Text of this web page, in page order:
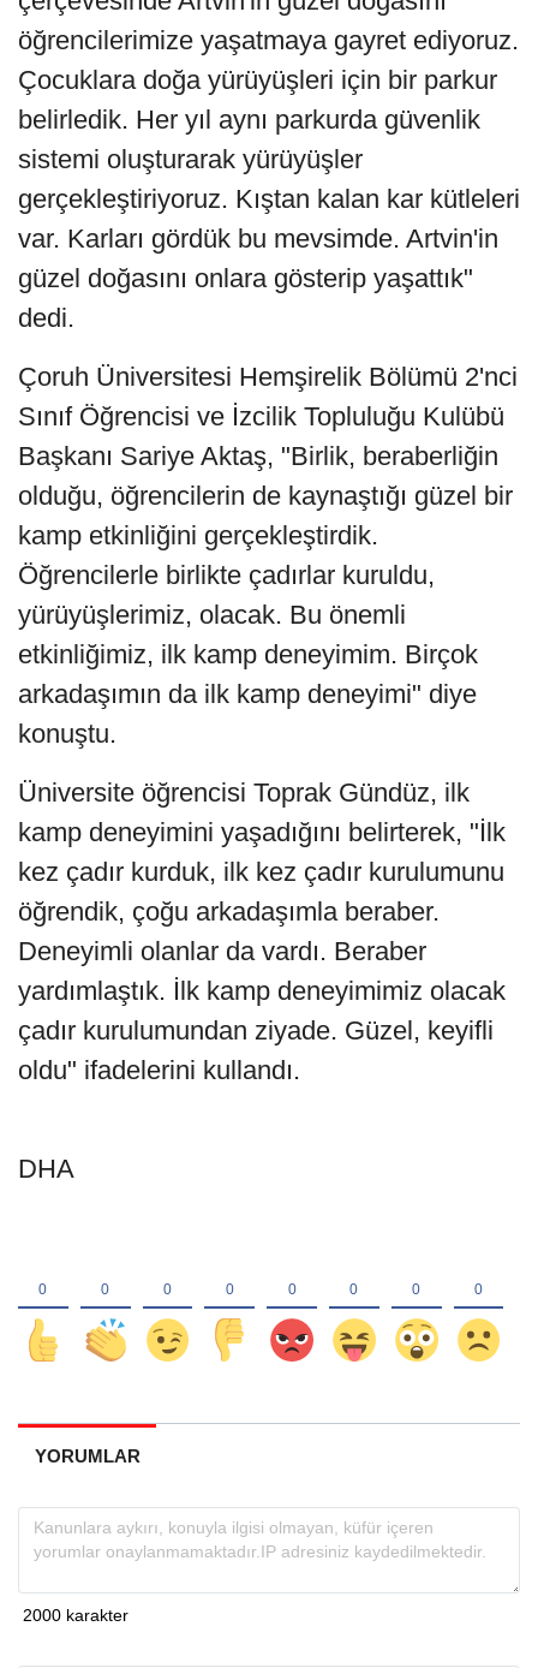
öğrencilerimize yaşatmaya gayret ediyoruz.
Çocuklara doğa yürüyüşleri için bir parkur
belirledik. Her yıl aynı parkurda güvenlik
sistemi oluşturarak yürüyüşler
gerçekleştiriyoruz. Kıştan kalan kar kütleleri
var. Karları gördük bu mevsimde. Artvin'in
güzel doğasını onlara gösterip yaşattık"
dedi.
Çoruh Üniversitesi Hemşirelik Bölümü 2'nci
Sınıf Öğrencisi ve İzcilik Topluluğu Kulübü
Başkanı Sariye Aktaş, "Birlik, beraberliğin
olduğu, öğrencilerin de kaynaştığı güzel bir
kamp etkinliğini gerçekleştirdik.
Öğrencilerle birlikte çadırlar kuruldu,
yürüyüşlerimiz, olacak. Bu önemli
etkinliğimiz, ilk kamp deneyimim. Birçok
arkadaşımın da ilk kamp deneyimi" diye
konuştu.
Üniversite öğrencisi Toprak Gündüz, ilk
kamp deneyimini yaşadığını belirterek, "İlk
kez çadır kurduk, ilk kez çadır kurulumunu
öğrendik, çoğu arkadaşımla beraber.
Deneyimli olanlar da vardı. Beraber
yardımlaştık. İlk kamp deneyimimiz olacak
çadır kurulumundan ziyade. Güzel, keyifli
oldu" ifadelerini kullandı.
DHA
YORUMLAR